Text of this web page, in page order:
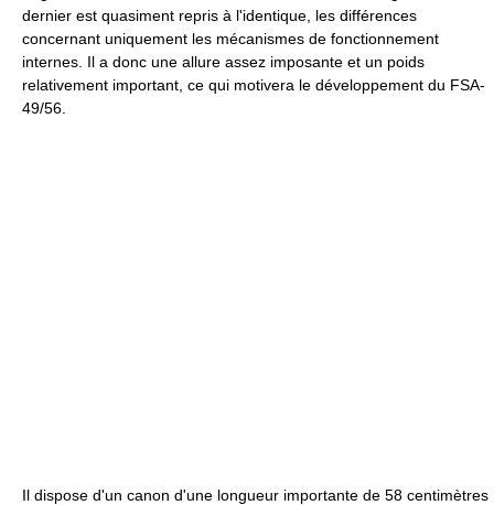
dernier est quasiment repris à l'identique, les différences
concernant uniquement les mécanismes de fonctionnement
internes. Il a donc une allure assez imposante et un poids
relativement important, ce qui motivera le développement du FSA-
49/56.
Il dispose d'un canon d'une longueur importante de 58 centimètres